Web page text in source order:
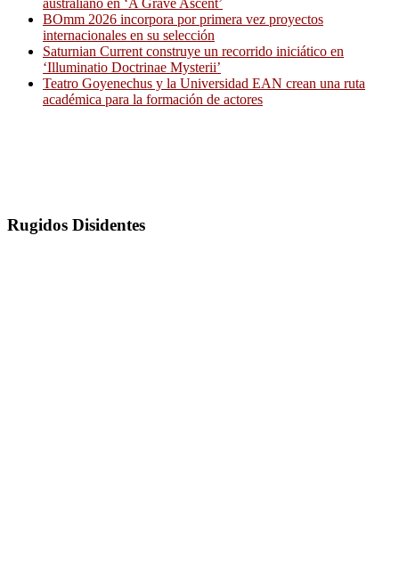
australiano en ‘A Grave Ascent’
BOmm 2026 incorpora por primera vez proyectos
internacionales en su selección
Saturnian Current construye un recorrido iniciático en
‘Illuminatio Doctrinae Mysterii’
Teatro Goyenechus y la Universidad EAN crean una ruta
académica para la formación de actores
Rugidos Disidentes